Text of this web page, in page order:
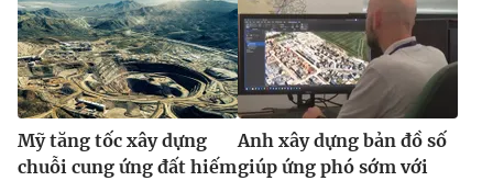
Mỹ tăng tốc xây dựng
chuỗi cung ứng đất hiếm
Anh xây dựng bản đồ số
giúp ứng phó sớm với